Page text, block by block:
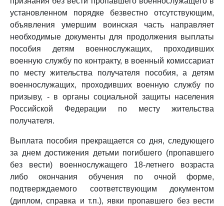
установленном порядке безвестно отсутствующим,
объявления умершим воинская часть направляет
необходимые документы для продолжения выплаты
пособия детям военнослужащих, проходивших
военную службу по контракту, в военный комиссариат
по месту жительства получателя пособия, а детям
военнослужащих, проходивших военную службу по
призыву, - в органы социальной защиты населения
Российской Федерации по месту жительства
получателя.
Выплата пособия прекращается со дня, следующего
за днем достижения детьми погибшего (пропавшего
без вести) военнослужащего 18-летнего возраста
либо окончания обучения по очной форме,
подтверждаемого соответствующим документом
(диплом, справка и т.п.), явки пропавшего без вести